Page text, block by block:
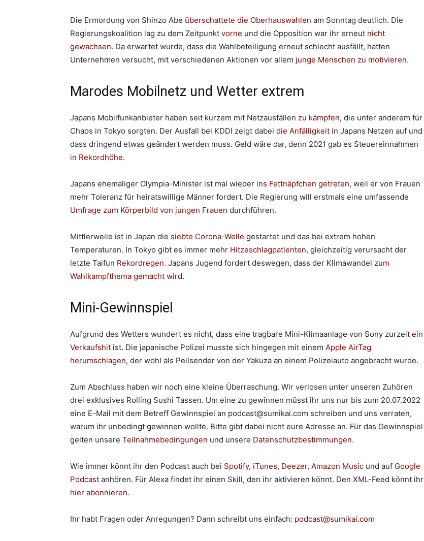
Die Ermordung von Shinzo Abe überschattete die Oberhauswahlen am Sonntag deutlich. Die
Regierungskoalition lag zu dem Zeitpunkt vorne und die Opposition war ihr erneut nicht
gewachsen. Da erwartet wurde, dass die Wahlbeteiligung erneut schlecht ausfällt, hatten
Unternehmen versucht, mit verschiedenen Aktionen vor allem junge Menschen zu motivieren.
Marodes Mobilnetz und Wetter extrem
Japans Mobilfunkanbieter haben seit kurzem mit Netzausfällen zu kämpfen, die unter anderem für
Chaos in Tokyo sorgten. Der Ausfall bei KDDI zeigt dabei die Anfälligkeit in Japans Netzen auf und
dass dringend etwas geändert werden muss. Geld wäre dar, denn 2021 gab es Steuereinnahmen
in Rekordhöhe.
Japans ehemaliger Olympia-Minister ist mal wieder ins Fettnäpfchen getreten, weil er von Frauen
mehr Toleranz für heiratswillige Männer fordert. Die Regierung will erstmals eine umfassende
Umfrage zum Körperbild von jungen Frauen durchführen.
Mittlerweile ist in Japan die siebte Corona-Welle gestartet und das bei extrem hohen
Temperaturen. In Tokyo gibt es immer mehr Hitzeschlagpatienten, gleichzeitig verursacht der
letzte Taifun Rekordregen. Japans Jugend fordert deswegen, dass der Klimawandel zum
Wahlkampfthema gemacht wird.
Mini-Gewinnspiel
Aufgrund des Wetters wundert es nicht, dass eine tragbare Mini-Klimaanlage von Sony zurzeit ein
Verkaufshit ist. Die japanische Polizei musste sich hingegen mit einem Apple AirTag
herumschlagen, der wohl als Peilsender von der Yakuza an einem Polizeiauto angebracht wurde.
Zum Abschluss haben wir noch eine kleine Überraschung. Wir verlosen unter unseren Zuhören
drei exklusives Rolling Sushi Tassen. Um eine zu gewinnen müsst ihr uns nur bis zum 20.07.2022
eine E-Mail mit dem Betreff Gewinnspiel an podcast@sumikai.com schreiben und uns verraten,
warum ihr unbedingt gewinnen wollte. Bitte gibt dabei nicht eure Adresse an. Für das Gewinnspiel
gelten unsere Teilnahmebedingungen und unsere Datenschutzbestimmungen.
Wie immer könnt ihr den Podcast auch bei Spotify, iTunes, Deezer, Amazon Music und auf Google
Podcast anhören. Für Alexa findet ihr einen Skill, den ihr aktivieren könnt. Den XML-Feed könnt ihr
hier abonnieren.
Ihr habt Fragen oder Anregungen? Dann schreibt uns einfach: podcast@sumikai.com